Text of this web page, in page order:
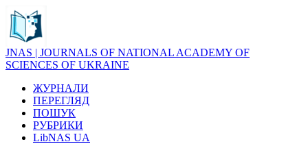
JNAS | JOURNALS OF NATIONAL ACADEMY OF
SCIENCES OF UKRAINE
ЖУРНАЛИ
ПЕРЕГЛЯД
ПОШУК
РУБРИКИ
LibNAS UA